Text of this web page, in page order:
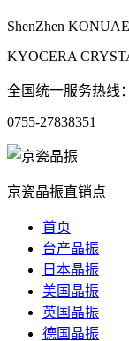
ShenZhen
KYOCERA
全国统一服务热线：
0755-27838351
京瓷晶振直销点
首页
台产晶振
日本晶振
美国晶振
英国晶振
德国晶振